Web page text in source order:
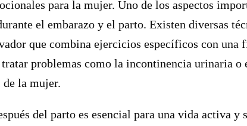
para la mujer. Uno de los aspectos
el embarazo y el parto. Existen diversas
que combina ejercicios específicos con
problemas como la incontinencia urinaria o
la mujer.
del parto es esencial para una vida activa